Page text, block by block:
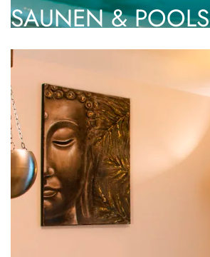
SAUNEN & POOLS